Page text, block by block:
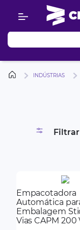
Buscar
INDÚSTRIAS
Filtrar
Empacotadora
Automática
Embalagem
Vias CAPM 200